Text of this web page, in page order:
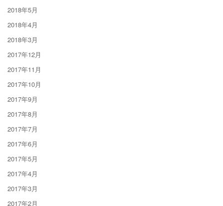
2018年5月
2018年4月
2018年3月
2017年12月
2017年11月
2017年10月
2017年9月
2017年8月
2017年7月
2017年6月
2017年5月
2017年4月
2017年3月
2017年2月